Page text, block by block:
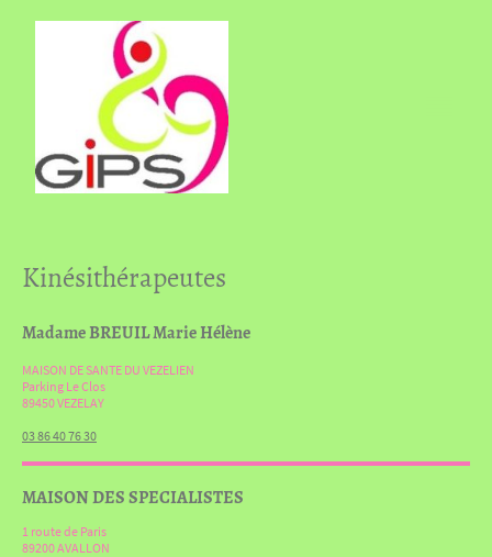
Kinésithérapeutes
Madame BREUIL Marie Hélène
MAISON DE SANTE DU VEZELIEN
Parking Le Clos
89450 VEZELAY
03 86 40 76 30
MAISON DES SPECIALISTES
1 route de Paris
89200 AVALLON